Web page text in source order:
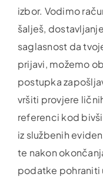
izbor. Vodimo
šalješ,
saglasnost da
prijavi, možemo
postupka
vršiti provjere
referenci kod
iz službenih
te nakon
podatke pohraniti